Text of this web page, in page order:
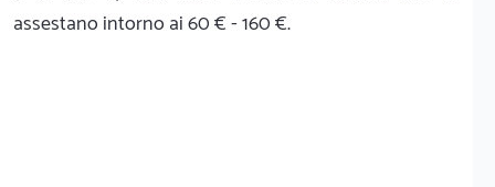
assestano intorno ai 60 € - 160 €.